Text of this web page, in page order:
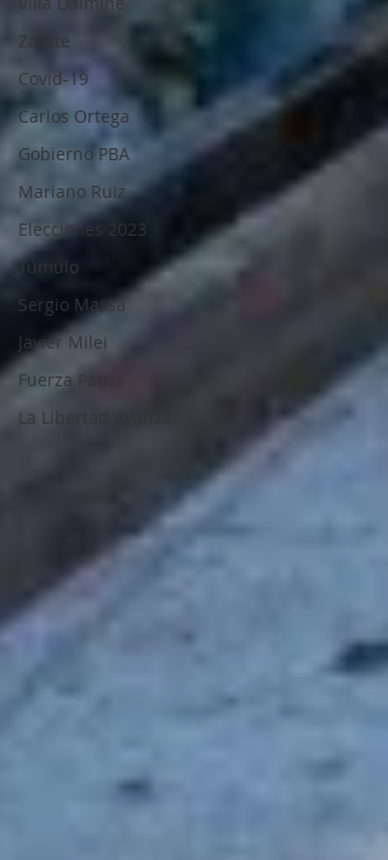
Zárate
Covid-19
Carlos Ortega
Gobierno PBA
Mariano Ruiz
Elecciones 2023
Túmulo
Sergio Massa
Javier Milei
Fuerza Patria
La Libertad Avanza